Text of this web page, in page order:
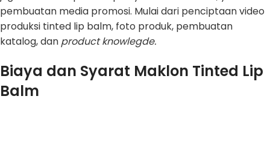
pembuatan media promosi. Mulai dari penciptaan video
produksi tinted lip balm, foto produk, pembuatan
katalog, dan product knowlegde.
Biaya dan Syarat Maklon Tinted Lip
Balm